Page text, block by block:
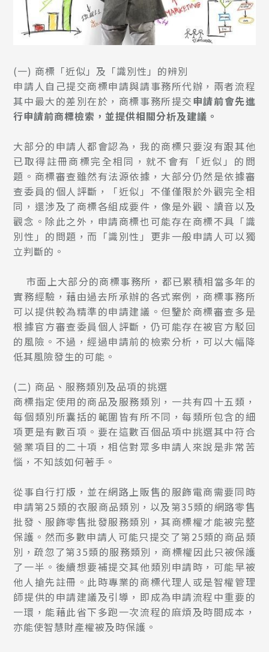
(一) 商標「近似」及「識別性」的辨別
申請人自己提交商標申請與請事務所代辦，兩者流程
其中最大的差別在於，商標事務所提交申請前會先進
行申請前商標檢索，並提供相關分析及建議。
大部分的申請人都會認為，我的商標只要沒有跟其他
已取得註冊商標完全相同，就不會有「近似」的問
題。商標審查雖然有法源依據，大部分仍然是依據審
查委員的個人評斷，「近似」不僅僅限於外觀完全相
同，還涉及了商標各組成要件，像是外觀、讀音以及
觀念。除此之外，申請商標也可能存在商標不具「識
別性」的問題，而「識別性」更非一般申請人可以獨
立判斷的。
市面上大部分的商標事務所，都已累積相當多年的
實務經驗，藉由過去所承辦的各式案例，商標事務所
可以提供較為精準的申請建議。但鑒於商標審查多是
根據官方審查委員個人評斷，仍可能存在被官方駁回
的風險。不過，經過申請前的檢索分析，可以大幅降
低其風險發生的可能。
(二) 商品、服務類別及品項的挑選
商標指定使用的商品及服務類別，一共有四十五類，
每個類別所囊括的範圍皆有所不同，每類所包含的細
項更是有數百項。要在這數百個品項中挑選其中符合
營業項目的二十項，相信對眾多申請人來說是非常苦
惱，不知該如何著手。
從事自行打版，並在網路上販售的服飾電商需要同時
申請第25類的衣服商品類別，以及第35類的網路零售
批發、服飾零售批發服務類別，其商標權才能被完整
保護。然而多數申請人可能只提交了第25類的商品類
別，疏忽了第35類的服務類別，商標權因此只被保護
了一半。後續想要補提交其他類別申請時，可能早被
他人搶先註冊。此時專業的商標代理人或是智權管理
師提供的申請建議及引導，即成為申請流程中重要的
一環，能藉此省下多跑一次流程的麻煩及時間成本，
亦能使智慧財產權被及時保護。